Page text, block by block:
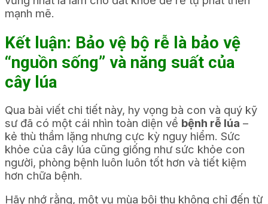
mạnh mẽ.
Kết luận: Bảo vệ bộ rễ là bảo vệ
“nguồn sống” và năng suất của
cây lúa
Qua bài viết chi tiết này, hy vọng bà con và quý kỹ
sư đã có một cái nhìn toàn diện về bệnh rễ lúa –
kẻ thù thầm lặng nhưng cực kỳ nguy hiểm. Sức
khỏe của cây lúa cũng giống như sức khỏe con
người, phòng bệnh luôn luôn tốt hơn và tiết kiệm
hơn chữa bệnh.
Hãy nhớ rằng, một vụ mùa bội thu không chỉ đến từ